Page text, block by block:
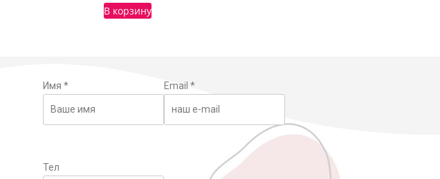
В корзину
Имя * Email *
Тел